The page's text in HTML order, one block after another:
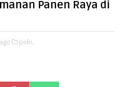
Panen Raya di
polri,